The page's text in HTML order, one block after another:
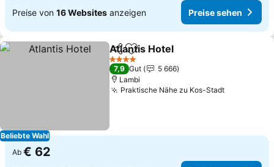
Preise von 16 Websites anzeigen Preise sehen
Beliebte Wahl
TeilenZu Favoriten hinzufügen
Atlantis Hotel
4 Sterne
7,9 Gut
5 666
Lambi
Praktische Nähe zu Kos-StadtPreise
Ab € 62